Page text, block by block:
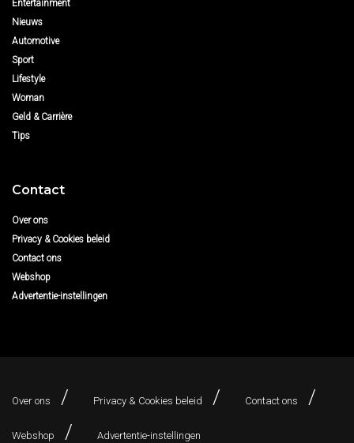
Entertainment
Nieuws
Automotive
Sport
Lifestyle
Woman
Geld & Carrière
Tips
Contact
Over ons
Privacy & Cookies beleid
Contact ons
Webshop
Advertentie-instellingen
Over ons Privacy & Cookies beleid Contact ons
Webshop Advertentie-instellingen